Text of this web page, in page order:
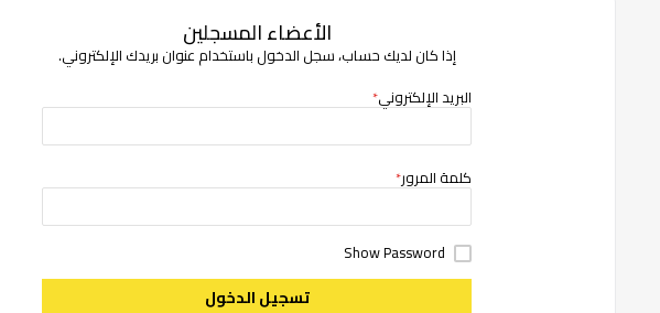
الأعضاء المسجلين
إذا كان لديك حساب، سجل الدخول باستخدام عنوان بريدك الإلكتروني.
البريد الإلكتروني
كلمة المرور
Show Password
تسجيل الدخول